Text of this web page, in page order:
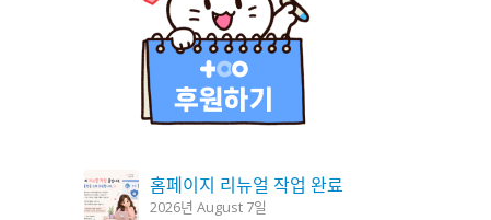
홈페이지 리뉴얼 작업 완료
2026년 August 7일